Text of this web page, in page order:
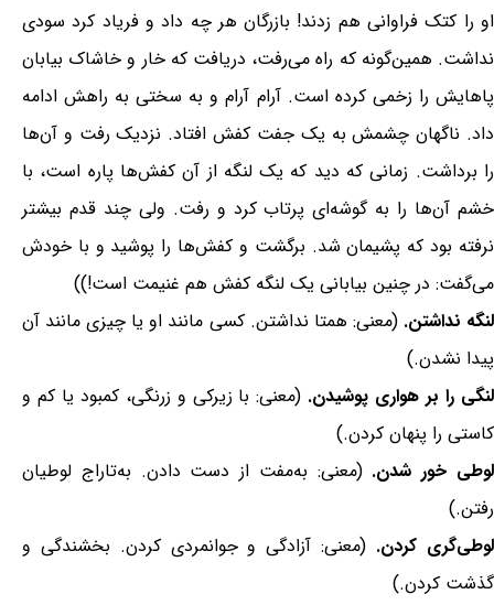
او را کتک فراوانی هم زدند! بازرگان هر چه داد و فریاد کرد سودی
نداشت. همین‌گونه که راه می‌رفت، دریافت که خار و خاشاک بیابان
پاهایش را زخمی کرده است. آرام آرام و به سختی به راهش ادامه
داد. ناگهان چشمش به یک جفت کفش افتاد. نزدیک رفت و آن‌ها
را برداشت. زمانی که دید که یک لنگه از آن کفش‌ها پاره است، با
خشم آن‌ها را به گوشه‌ای پرتاب کرد و رفت. ولی چند قدم بیشتر
نرفته بود که پشیمان شد. برگشت و کفش‌ها را پوشید و با خودش
می‌گفت: در چنین بیابانی یک لنگه کفش هم غنیمت است!))
لنگه نداشتن. (معنی: همتا نداشتن. کسی مانند او یا چیزی مانند آن
پیدا نشدن.)
لنگی را بر هواری پوشیدن. (معنی: با زیرکی و زرنگی، کمبود یا کم و
کاستی را پنهان کردن.)
لوطی خور شدن. (معنی: به‌مفت از دست دادن. به‌تاراج لوطیان
رفتن.)
لوطی‌گری کردن. (معنی: آزادگی و جوانمردی کردن. بخشندگی و
گذشت کردن.)